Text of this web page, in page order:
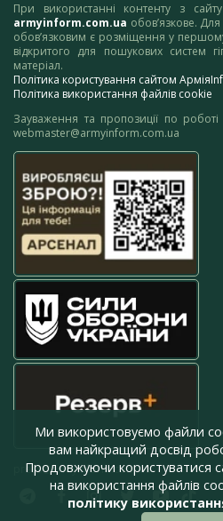
При використанні контенту з
armyinform.com.ua обов’язкове. Для
обов’язковим є розміщення у
відкритого для пошукових систем
матеріал.
Політика користування сайтом
Політика використання файлів cookie
Зауваження та пропозиції по
webmaster@armyinform.com.ua
press@armyinform.com.ua
Ми використовуємо файли
вам найкращий досвід
Продовжуючи користуватися
на використання файлів
політику